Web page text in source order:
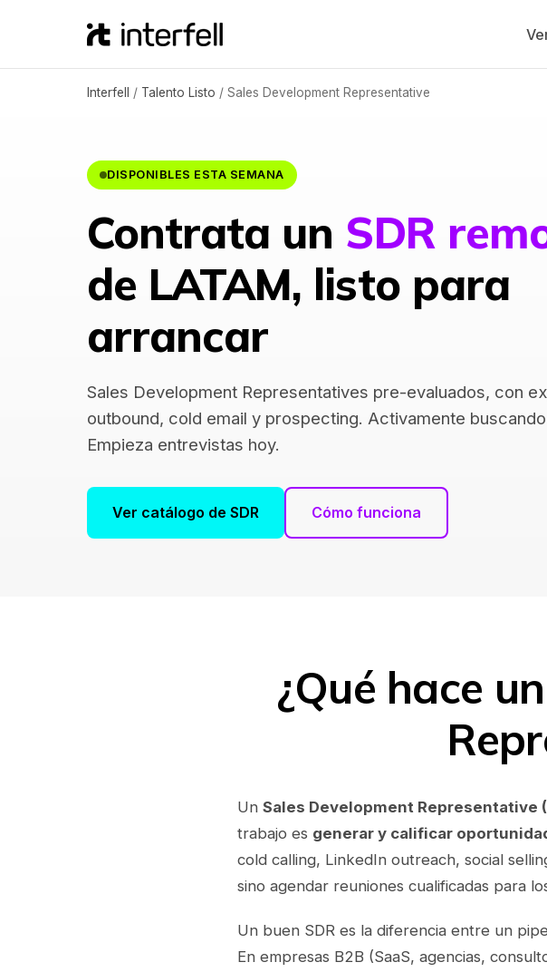
Interfell / Talento Listo / Sales Development Representative
DISPONIBLES ESTA SEMANA
Contrata un SDR
de LATAM, listo para
arrancar
Sales Development Representatives pre-evaluados, con
outbound, cold email y prospecting. Activamente
Empieza entrevistas hoy.
Ver catálogo de SDR Cómo funciona
¿Qué hace
Un Sales Development Representative
trabajo es generar y calificar
cold calling, LinkedIn outreach, social
sino agendar reuniones cualificadas para
Un buen SDR es la diferencia entre un
En empresas B2B (SaaS, agencias,